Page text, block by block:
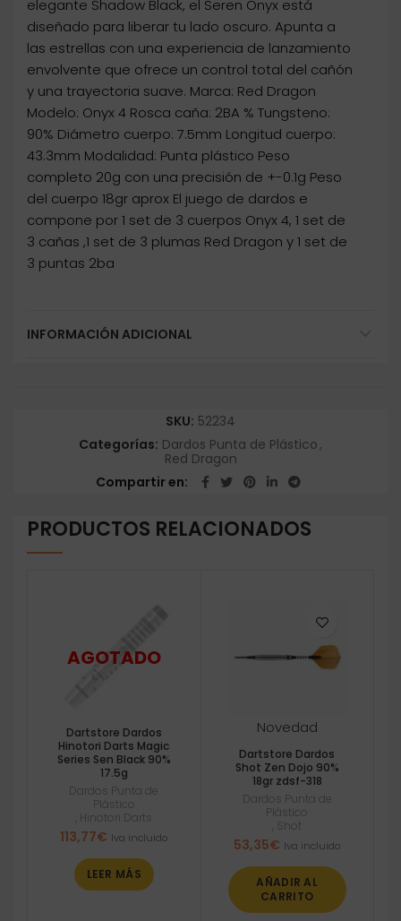
elegante Shadow Black, el Seren Onyx está
diseñado para liberar tu lado oscuro. Apunta a
las estrellas con una experiencia de lanzamiento
envolvente que ofrece un control total del cañón
y una trayectoria suave. Marca: Red Dragon
Modelo: Onyx 4 Rosca caña: 2BA % Tungsteno:
90% Diámetro cuerpo: 7.5mm Longitud cuerpo:
43.3mm Modalidad: Punta plástico Peso
completo 20g con una precisión de +-0.1g Peso
del cuerpo 18gr aprox El juego de dardos e
compone por 1 set de 3 cuerpos Onyx 4, 1 set de
3 cañas ,1 set de 3 plumas Red Dragon y 1 set de
3 puntas 2ba
INFORMACIÓN ADICIONAL
SKU: 52234
Categorías: Dardos Punta de Plástico,
Red Dragon
Compartir en
PRODUCTOS RELACIONADOS
Dartstore Dardos
Hinotori Darts Magic
Series Sen Black 90%
17.5g
Dardos Punta de
Plástico
Hinotori Darts
113,77€ Iva incluido
LEER MÁS
Novedad
Dartstore Dardos
Shot Zen Dojo 90%
18gr zdsf-318
Dardos Punta de
Plástico
Shot
53,35€ Iva incluido
AÑADIR AL
CARRITO